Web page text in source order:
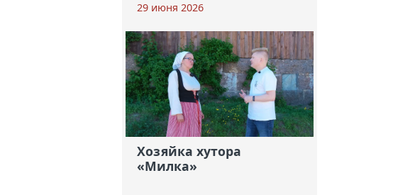
29 июня 2026
Хозяйка хутора
«Милка»